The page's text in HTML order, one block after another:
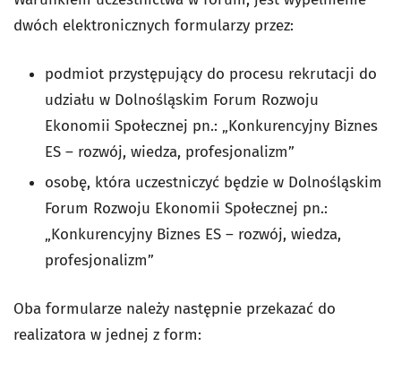
dwóch elektronicznych formularzy przez:
podmiot przystępujący do procesu rekrutacji do
udziału w Dolnośląskim Forum Rozwoju
Ekonomii Społecznej pn.: „Konkurencyjny Biznes
ES – rozwój, wiedza, profesjonalizm”
osobę, która uczestniczyć będzie w Dolnośląskim
Forum Rozwoju Ekonomii Społecznej pn.:
„Konkurencyjny Biznes ES – rozwój, wiedza,
profesjonalizm”
Oba formularze należy następnie przekazać do
realizatora w jednej z form: